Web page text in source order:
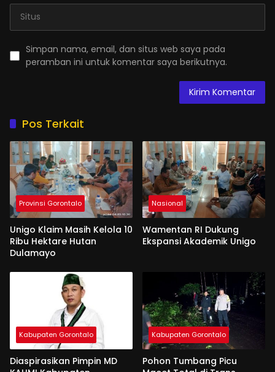
Simpan nama, email, dan situs web saya pada
peramban ini untuk komentar saya berikutnya.
Pos Terkait
Provinsi Gorontalo
Unigo Klaim Masih Kelola 10
Ribu Hektare Hutan
Dulamayo
Nasional
Wamentan RI Dukung
Ekspansi Akademik Unigo
Kabupaten Gorontalo
Diaspirasikan Pimpin MD
Kabupaten Gorontalo
Pohon Tumbang Picu